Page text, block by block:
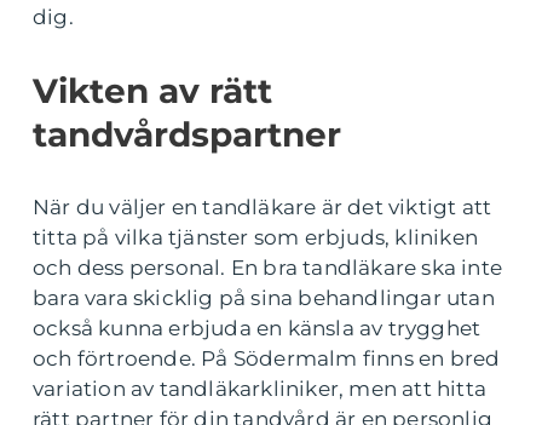
dig.
Vikten av rätt
tandvårdspartner
När du väljer en tandläkare är det viktigt att
titta på vilka tjänster som erbjuds, kliniken
och dess personal. En bra tandläkare ska inte
bara vara skicklig på sina behandlingar utan
också kunna erbjuda en känsla av trygghet
och förtroende. På Södermalm finns en bred
variation av tandläkarkliniker, men att hitta
rätt partner för din tandvård är en personlig